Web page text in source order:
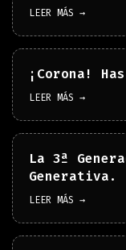
LEER MÁS →
¡Corona!
LEER MÁS →
La 3ª
Generativa.
LEER MÁS →